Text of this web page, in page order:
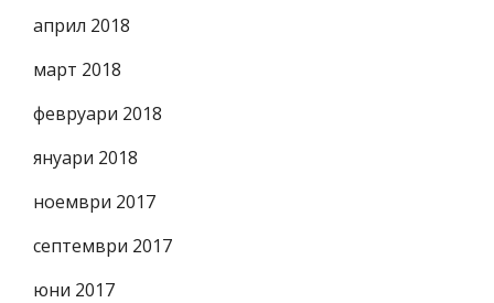
април 2018
март 2018
февруари 2018
януари 2018
ноември 2017
септември 2017
юни 2017